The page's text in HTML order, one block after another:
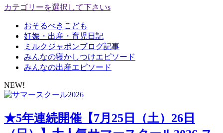
カテゴリーを選択して下さいs
おそるべきこども
妊娠・出産・育児日記
ミルクジャポンブログ記事
みんなの寝かしつけエピソード
みんなの出産エピソード
NEW!
★5年連続開催【7月25日（土）26日